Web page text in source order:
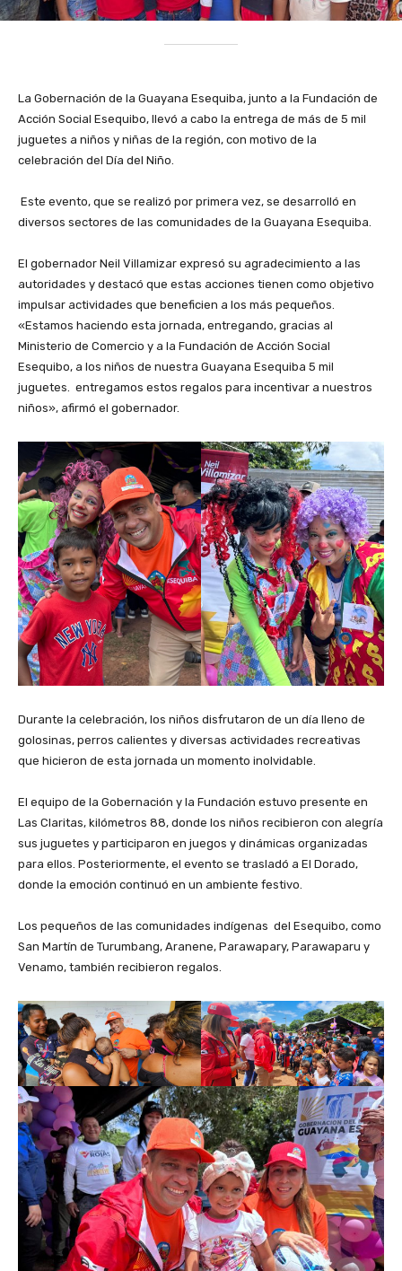
‎La Gobernación de la Guayana Esequiba, junto a la Fundación de
Acción Social Esequibo, llevó a cabo la entrega de más de 5 mil
juguetes a niños y niñas de la región, con motivo de la
celebración del Día del Niño.
‎ Este evento, que se realizó por primera vez, se desarrolló en
diversos sectores de las comunidades de la Guayana Esequiba.
‎El gobernador Neil Villamizar expresó su agradecimiento a las
autoridades y destacó que estas acciones tienen como objetivo
impulsar actividades que beneficien a los más pequeños.
«Estamos haciendo esta jornada, entregando, gracias al
Ministerio de Comercio y a la Fundación de Acción Social
Esequibo, a los niños de nuestra Guayana Esequiba 5 mil
juguetes. entregamos estos regalos para incentivar a nuestros
niños», afirmó el gobernador.
Durante la celebración, los niños disfrutaron de un día lleno de
golosinas, perros calientes y diversas actividades recreativas
que hicieron de esta jornada un momento inolvidable.
‎El equipo de la Gobernación y la Fundación estuvo presente en
Las Claritas, kilómetros 88, donde los niños recibieron con alegría
sus juguetes y participaron en juegos y dinámicas organizadas
para ellos. Posteriormente, el evento se trasladó a El Dorado,
donde la emoción continuó en un ambiente festivo.
‎Los pequeños de las comunidades indígenas del Esequibo, como
San Martín de Turumbang, Aranene, Parawapary, Parawaparu y
Venamo, también recibieron regalos.